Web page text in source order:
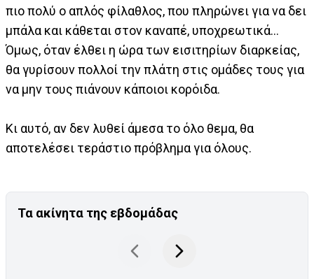
πιο πολύ ο απλός φίλαθλος, που πληρώνει για να δει
μπάλα και κάθεται στον καναπέ, υποχρεωτικά…
Όμως, όταν έλθει η ώρα των εισιτηρίων διαρκείας,
θα γυρίσουν πολλοί την πλάτη στις ομάδες τους για
να μην τους πιάνουν κάποιοι κορόιδα.
Κι αυτό, αν δεν λυθεί άμεσα το όλο θεμα, θα
αποτελέσει τεράστιο πρόβλημα για όλους.
Τα ακίνητα της εβδομάδας